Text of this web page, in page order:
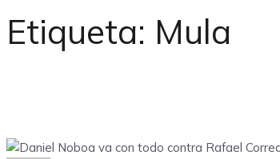
Etiqueta: Mula